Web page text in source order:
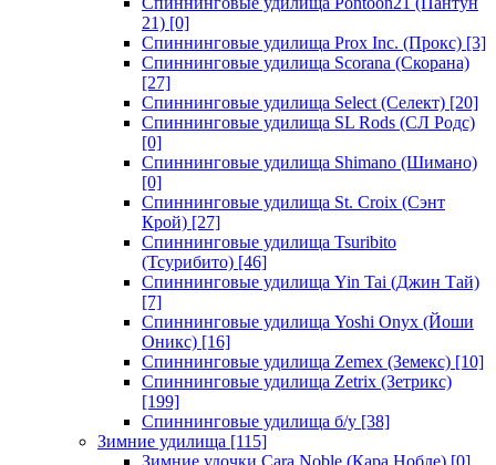
21) [0]
Спиннинговые удилища Prox Inc. (Прокс) [3]
Спиннинговые удилища Scorana (Скорана)
[27]
Спиннинговые удилища Select (Селект) [20]
Спиннинговые удилища SL Rods (СЛ Родс)
[0]
Спиннинговые удилища Shimano (Шимано)
[0]
Спиннинговые удилища St. Croix (Сэнт
Крой) [27]
Спиннинговые удилища Tsuribito
(Тсурибито) [46]
Спиннинговые удилища Yin Tai (Джин Тай)
[7]
Спиннинговые удилища Yoshi Onyx (Йоши
Оникс) [16]
Спиннинговые удилища Zemex (Земекс) [10]
Спиннинговые удилища Zetrix (Зетрикс)
[199]
Спиннинговые удилища б/у [38]
Зимние удилища [115]